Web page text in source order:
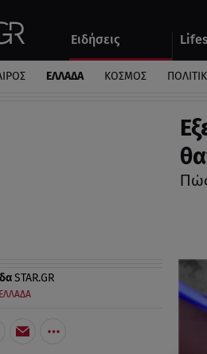
Ειδήσεις
Αυτοκίνητο
ΕΛΛΑΔΑ ΚΟΣΜΟΣ
STAR.GR
ΕΛΛΑΔΑ